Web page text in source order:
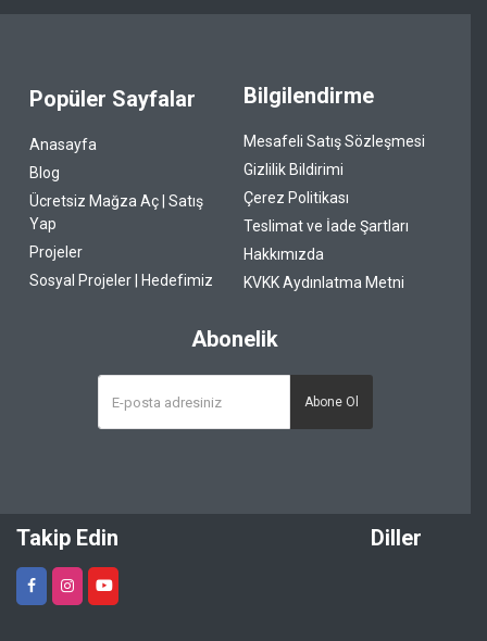
Popüler Sayfalar
Anasayfa
Blog
Ücretsiz Mağza Aç | Satış
Yap
Projeler
Sosyal Projeler | Hedefimiz
Bilgilendirme
Mesafeli Satış Sözleşmesi
Gizlilik Bildirimi
Çerez Politikası
Teslimat ve İade Şartları
Hakkımızda
KVKK Aydınlatma Metni
Abonelik
Abone Ol
Takip Edin Diller